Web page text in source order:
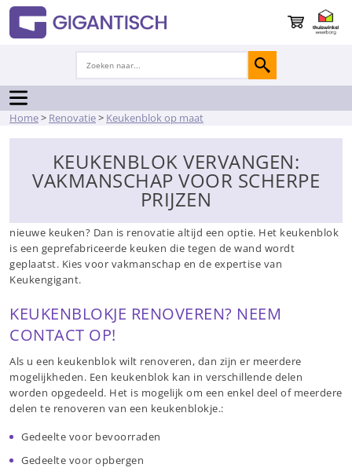
Home> Renovatie> Keukenblok op maat
KEUKENBLOK VERVANGEN:
VAKMANSCHAP VOOR SCHERPE
PRIJZEN
nieuwe keuken? Dan is renovatie altijd een optie. Het keukenblok
is een geprefabriceerde keuken die tegen de wand wordt
geplaatst. Kies voor vakmanschap en de expertise van
Keukengigant.
KEUKENBLOKJE RENOVEREN? NEEM
CONTACT OP!
Als u een keukenblok wilt renoveren, dan zijn er meerdere
mogelijkheden. Een keukenblok kan in verschillende delen
worden opgedeeld. Het is mogelijk om een enkel deel of meerdere
delen te renoveren van een keukenblokje.:
Gedeelte voor bevoorraden
Gedeelte voor opbergen